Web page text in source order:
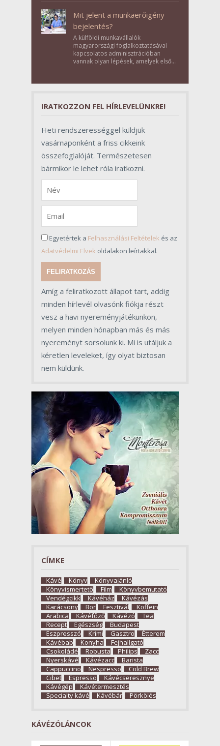
Mit jelent a munkaerőigény
bejelentés?
A külföldi munkavállalók
magyarországi foglalkoztatásával
kapcsolatos adminisztrációban
vannak olyan lépések, amelyek első
szerepet töltenek be az egész
IRATKOZZON FEL HÍRLEVELÜNKRE!
Heti rendszerességgel küldjük
vasárnaponként a friss cikkeink
összefoglalóját. Természetesen
bármikor le lehet róla iratkozni.
Egyetértek a Felhasználási Feltételek és az
Adatvédelmi Elvek oldalakon leírtakkal.
FELIRATKOZÁS
Amíg a feliratkozott állapot tart, addig
minden hírlevél olvasónk fiókja részt
vesz a havi nyereményjátékunkon,
melyen minden hónapban más és más
nyereményt sorsolunk ki. Mi is utáljuk a
kéretlen leveleket, így olyat biztosan
nem küldünk.
CÍMKE
Kávé Könyv
Könyvajánló
Könyvismertető
Film
Könyvbemutató
Vendégcikk
Kávéház
Kávézás
Karácsony
Bor Fesztivál
Koffein
Arabica
Kávéfőző Kávézó
Tea
Recept
Egészség
Budapest
Eszpresszó
Krimi Gasztro
Étterem
Kávébab
Konyha
Fejhallgató
Csokoládé
Robusta Philips
Zacc
Nyerskávé
Kávézacc
Barista
Cappuccino
Nespresso
Cold Brew
Cibet
Espresso
Kávécseresznye
Kávégép
Kávétermesztés
Specialty kávé
Kávébár Pörkölés
KÁVÉZÓLÁNCOK